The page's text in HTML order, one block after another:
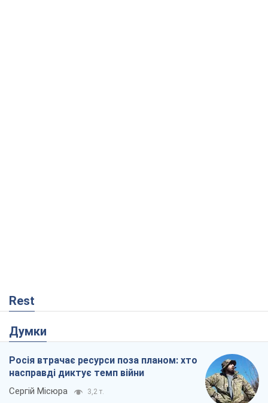
Rest
Думки
Росія втрачає ресурси поза планом: хто
насправді диктує темп війни
Сергій Місюра 3,2 т.